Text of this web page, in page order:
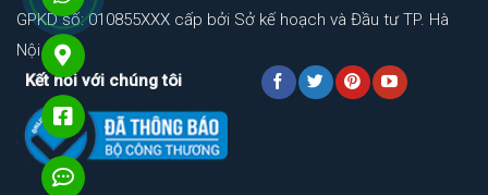
GPKD số: 010855XXX cấp bởi Sở kế hoạch và Đầu tư TP. Hà
Nội
Kết nối với chúng tôi